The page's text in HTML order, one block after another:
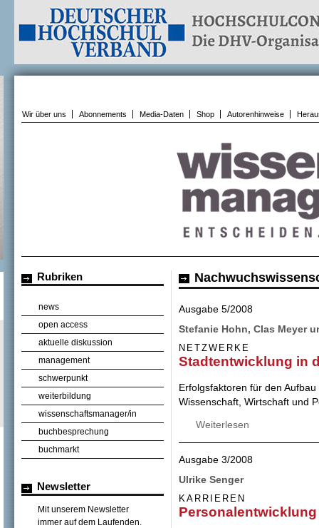
Wir über uns Abonnements Media-Daten Shop Autorenhinweise
Rubriken
news
open access
aktuelle diskussion
management
schwerpunkt
weiterbildung
wissenschaftsmanager/in
buchbesprechung
buchmarkt
Newsletter
Mit unserem Newsletter
immer auf dem Laufenden.
Ausgabe 5/2008
Stefanie Hohn, Clas Meyer
NETZWERKE
Stadtentwicklung in
Erfolgsfaktoren für den
Wissenschaft, Wirtschaft und
Weiterlesen
Ausgabe 3/2008
Ulrike Senger
KARRIEREN